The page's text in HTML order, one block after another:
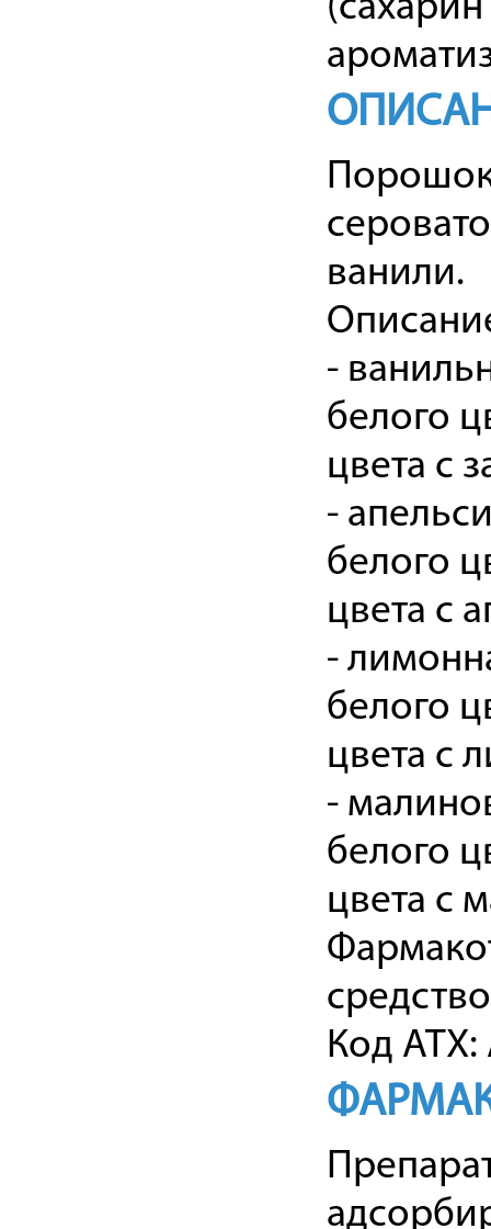
(сахарин
Порошок
ванили.
-
белого
цвета с
-
белого
цвета с
-
белого
цвета с
-
белого
цвета с
средство
Код АТХ: